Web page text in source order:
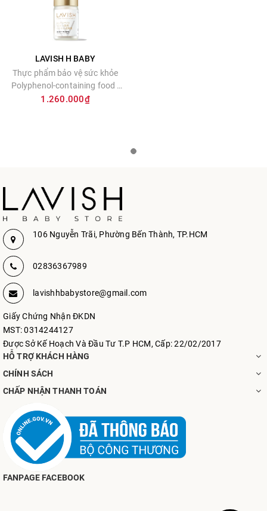
LAVISH H BABY
Thực phẩm bảo vệ sức khỏe
Polyphenol-containing food -
Dewy White
1.260.000₫
106 Nguyễn Trãi, Phường Bến Thành, TP.HCM
02836367989
lavishhbabystore@gmail.com
Giấy Chứng Nhận ĐKDN
MST: 0314244127
Được Sở Kế Hoạch Và Đầu Tư T.P HCM, Cấp: 22/02/2017
HỖ TRỢ KHÁCH HÀNG
CHÍNH SÁCH
CHẤP NHẬN THANH TOÁN
FANPAGE FACEBOOK